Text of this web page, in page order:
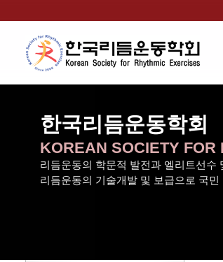
한국리듬운동학회
KOREAN SOCIETY FOR
리듬운동의 학문적 발전과 엘리트선수
리듬운동의 기술개발 및 보급으로 국